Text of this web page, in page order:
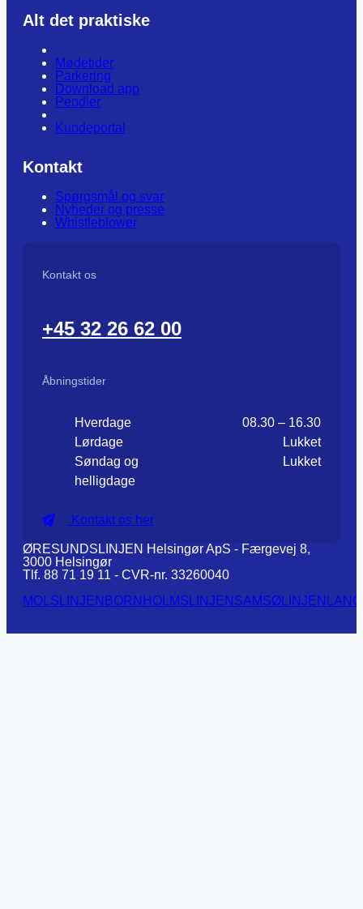
Alt det praktiske
Mødetider
Parkering
Download app
Pendler
Kundeportal
Kontakt
Spørgsmål og svar
Nyheder og presse
Whistleblower
Kontakt os
+45 32 26 62 00
Åbningstider
Hverdage
08.30 – 16.30
Lørdage
Lukket
Søndag og
helligdage
Lukket
Kontakt os her
ØRESUNDSLINJEN Helsingør ApS - Færgevej 8,
3000 Helsingør
Tlf. 88 71 19 11 - CVR-nr. 33260040
MOLSLINJEN BORNHOLMSLINJEN SAMSØLINJEN